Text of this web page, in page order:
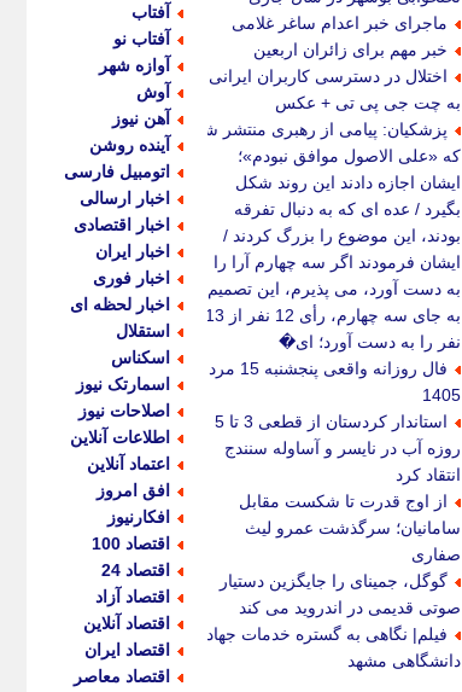
ماجرای خبر اعدام ساغر غلامی
خبر مهم برای زائران اربعین
اختلال در دسترسی کاربران ایرانی
به چت جی پی تی + عکس
پزشکیان: پیامی از رهبری منتشر شد
که «علی الاصول موافق نبودم»؛
ایشان اجازه دادند این روند شکل
بگیرد / عده ای که به دنبال تفرقه
بودند، این موضوع را بزرگ کردند /
ایشان فرمودند اگر سه چهارم آرا را
به دست آورد، می پذیرم، این تصمیم
به جای سه چهارم، رأی 12 نفر از 13
نفر را به دست آورد؛ ای�
فال روزانه واقعی پنجشنبه 15 مرداد
1405
استاندار کردستان از قطعی 3 تا 5
روزه آب در نایسر و آساوله سنندج
انتقاد کرد
از اوج قدرت تا شکست مقابل
سامانیان؛ سرگذشت عمرو لیث
صفاری
گوگل، جمینای را جایگزین دستیار
صوتی قدیمی در اندروید می کند
فیلم| نگاهی به گستره خدمات جهاد
دانشگاهی مشهد
آفتاب
آفتاب نو
آوازه شهر
آوش
آهن نیوز
آینده روشن
اتومبیل فارسی
اخبار ارسالی
اخبار اقتصادی
اخبار ایران
اخبار فوری
اخبار لحظه ای
استقلال
اسکناس
اسمارتک نیوز
اصلاحات نیوز
اطلاعات آنلاین
اعتماد آنلاین
افق امروز
افکارنیوز
اقتصاد 100
اقتصاد 24
اقتصاد آزاد
اقتصاد آنلاین
اقتصاد ایران
اقتصاد معاصر